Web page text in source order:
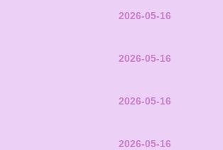
2026-05-16
2026-05-16
2026-05-16
2026-05-16